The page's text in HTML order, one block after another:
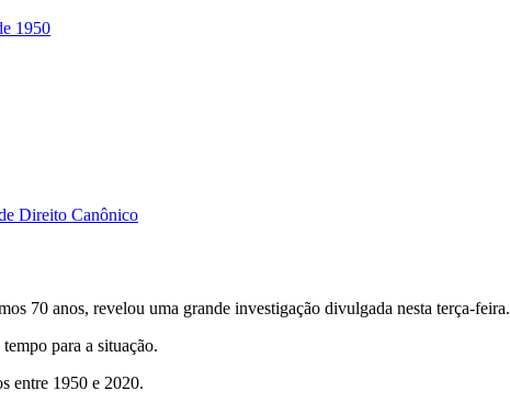
1950
Direito Canônico
70 anos, revelou uma grande investigação divulgada nesta terça-feira.
para a situação.
​​entre 1950 e 2020.